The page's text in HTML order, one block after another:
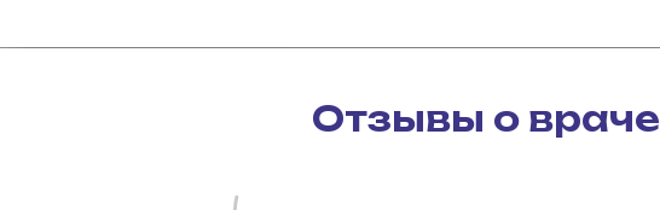
Отзывы о враче